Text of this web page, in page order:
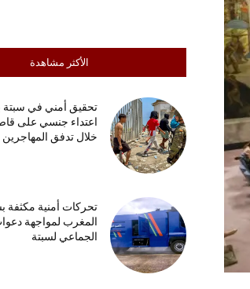
الأكثر مشاهدة
تحقيق أمني في سبتة
اعتداء جنسي على
خلال تدفق المهاجرين
تحركات أمنية مكثفة
المغرب لمواجهة
الجماعي لسبتة